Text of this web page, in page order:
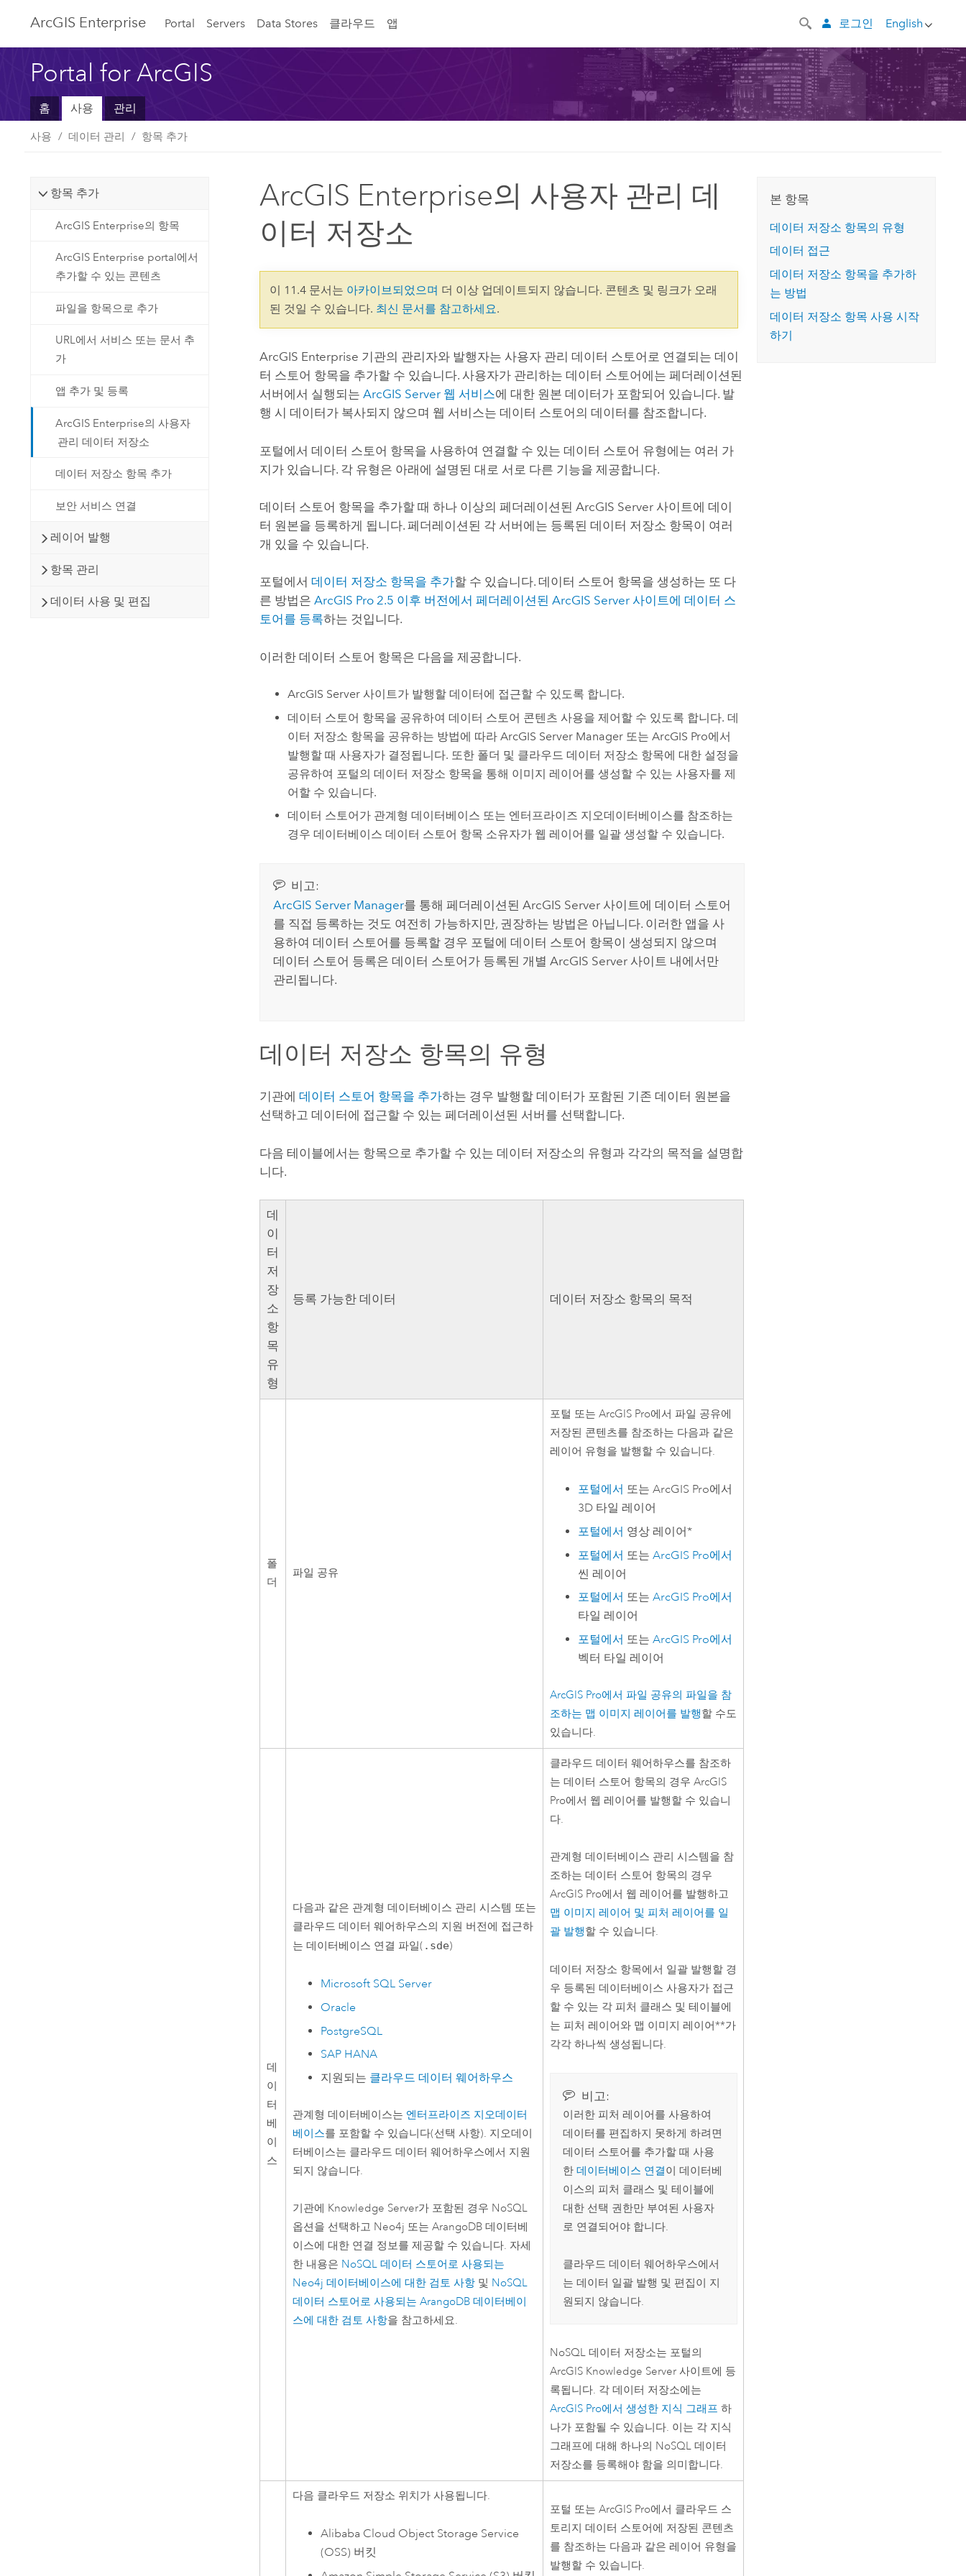
ArcGIS Enterprise Portal Servers Data Stores 클라우드 앱 English
로그인
Portal for ArcGIS
홈 사용 관리
사용 데이터 관리 항목 추가
항목 추가
ArcGIS Enterprise의 항목
ArcGIS Enterprise portal에서
추가할 수 있는 콘텐츠
파일을 항목으로 추가
URL에서 서비스 또는 문서 추
가
앱 추가 및 등록
ArcGIS Enterprise의 사용자
관리 데이터 저장소
데이터 저장소 항목 추가
보안 서비스 연결
레이어 발행
항목 관리
데이터 사용 및 편집
ArcGIS Enterprise의 사용자 관리 데
이터 저장소
이 11.4 문서는 아카이브되었으며 더 이상 업데이트되지 않습니다. 콘텐츠 및 링크가 오래
된 것일 수 있습니다. 최신 문서를 참고하세요.
ArcGIS Enterprise 기관의 관리자와 발행자는 사용자 관리 데이터 스토어로 연결되는 데이
터 스토어 항목을 추가할 수 있습니다. 사용자가 관리하는 데이터 스토어에는 페더레이션된
서버에서 실행되는ArcGIS Server 웹 서비스에 대한 원본 데이터가 포함되어 있습니다. 발
행 시 데이터가 복사되지 않으며 웹 서비스는 데이터 스토어의 데이터를 참조합니다.
포털에서 데이터 스토어 항목을 사용하여 연결할 수 있는 데이터 스토어 유형에는 여러 가
지가 있습니다. 각 유형은 아래에 설명된 대로 서로 다른 기능을 제공합니다.
데이터 스토어 항목을 추가할 때 하나 이상의 페더레이션된ArcGIS Server 사이트에 데이
터 원본을 등록하게 됩니다. 페더레이션된 각 서버에는 등록된 데이터 저장소 항목이 여러
개 있을 수 있습니다.
포털에서데이터 저장소 항목을 추가할 수 있습니다. 데이터 스토어 항목을 생성하는 또 다
른 방법은ArcGIS Pro 2.5 이후 버전에서 페더레이션된ArcGIS Server 사이트에 데이터 스
토어를 등록하는 것입니다.
이러한 데이터 스토어 항목은 다음을 제공합니다.
ArcGIS Server사이트가 발행할 데이터에 접근할 수 있도록 합니다.
데이터 스토어 항목을 공유하여 데이터 스토어 콘텐츠 사용을 제어할 수 있도록 합니다. 데
이터 저장소 항목을 공유하는 방법에 따라 ArcGIS Server Manager또는 ArcGIS Pro에서
발행할 때 사용자가 결정됩니다. 또한 폴더 및 클라우드 데이터 저장소 항목에 대한 설정을
공유하여 포털의 데이터 저장소 항목을 통해 이미지 레이어를 생성할 수 있는 사용자를 제
어할 수 있습니다.
데이터 스토어가 관계형 데이터베이스 또는 엔터프라이즈 지오데이터베이스를 참조하는
경우 데이터베이스 데이터 스토어 항목 소유자가 웹 레이어를 일괄 생성할 수 있습니다.
비고:
ArcGIS Server Manager를 통해 페더레이션된 ArcGIS Server사이트에 데이터 스토어
를 직접 등록하는 것도 여전히 가능하지만, 권장하는 방법은 아닙니다. 이러한 앱을 사
용하여 데이터 스토어를 등록할 경우 포털에 데이터 스토어 항목이 생성되지 않으며
데이터 스토어 등록은 데이터 스토어가 등록된 개별 ArcGIS Server사이트 내에서만
관리됩니다.
데이터 저장소 항목의 유형
기관에데이터 스토어 항목을 추가하는 경우 발행할 데이터가 포함된 기존 데이터 원본을
선택하고 데이터에 접근할 수 있는 페더레이션된 서버를 선택합니다.
다음 테이블에서는 항목으로 추가할 수 있는 데이터 저장소의 유형과 각각의 목적을 설명합
니다.
데
이
터
저
장
소
항
목
유
형
등록 가능한 데이터 데이터 저장소 항목의 목적
폴
더
파일 공유
포털 또는ArcGIS Pro에서 파일 공유에
저장된 콘텐츠를 참조하는 다음과 같은
레이어 유형을 발행할 수 있습니다.
포털에서 또는 ArcGIS Pro에서
3D 타일 레이어
포털에서 영상 레이어*
포털에서 또는 ArcGIS Pro에서
씬 레이어
포털에서 또는 ArcGIS Pro에서
타일 레이어
포털에서 또는 ArcGIS Pro에서
벡터 타일 레이어
ArcGIS Pro에서 파일 공유의 파일을 참
조하는 맵 이미지 레이어를 발행할 수도
있습니다.
데
이
터
베
이
스
다음과 같은 관계형 데이터베이스 관리 시스템 또는
클라우드 데이터 웨어하우스의 지원 버전에 접근하
는 데이터베이스 연결 파일( .sde)
Microsoft SQL Server
Oracle
PostgreSQL
SAP HANA
지원되는 클라우드 데이터 웨어하우스
관계형 데이터베이스는 엔터프라이즈 지오데이터
베이스를 포함할 수 있습니다(선택 사항). 지오데이
터베이스는 클라우드 데이터 웨어하우스에서 지원
되지 않습니다.
기관에 Knowledge Server가 포함된 경우 NoSQL
옵션을 선택하고 Neo4j 또는ArangoDB 데이터베
이스에 대한 연결 정보를 제공할 수 있습니다. 자세
한 내용은 NoSQL 데이터 스토어로 사용되는
Neo4j 데이터베이스에 대한 검토 사항 및 NoSQL
데이터 스토어로 사용되는ArangoDB 데이터베이
스에 대한 검토 사항을 참고하세요.
클라우드 데이터 웨어하우스를 참조하
는 데이터 스토어 항목의 경우ArcGIS
Pro에서 웹 레이어를 발행할 수 있습니
다.
관계형 데이터베이스 관리 시스템을 참
조하는 데이터 스토어 항목의 경우
ArcGIS Pro에서 웹 레이어를 발행하고
맵 이미지 레이어 및 피처 레이어를 일
괄 발행할 수 있습니다.
데이터 저장소 항목에서 일괄 발행할 경
우 등록된 데이터베이스 사용자가 접근
할 수 있는 각 피처 클래스 및 테이블에
는 피처 레이어와 맵 이미지 레이어**가
각각 하나씩 생성됩니다.
비고:
이러한 피처 레이어를 사용하여
데이터를 편집하지 못하게 하려면
데이터 스토어를 추가할 때 사용
한데이터베이스 연결이 데이터베
이스의 피처 클래스 및 테이블에
대한 선택 권한만 부여된 사용자
로 연결되어야 합니다.
클라우드 데이터 웨어하우스에서
는 데이터 일괄 발행 및 편집이 지
원되지 않습니다.
NoSQL 데이터 저장소는 포털의
ArcGIS Knowledge Server 사이트에 등
록됩니다. 각 데이터 저장소에는
ArcGIS Pro에서 생성한 지식 그래프 하
나가 포함될 수 있습니다. 이는 각 지식
그래프에 대해 하나의 NoSQL 데이터
저장소를 등록해야 함을 의미합니다.
다음 클라우드 저장소 위치가 사용됩니다.
Alibaba Cloud Object Storage Service
(OSS) 버킷
포털 또는ArcGIS Pro에서 클라우드 스
토리지 데이터 스토어에 저장된 콘텐츠
를 참조하는 다음과 같은 레이어 유형을
발행할 수 있습니다.
본 항목
데이터 저장소 항목의 유형
데이터 접근
데이터 저장소 항목을 추가하
는 방법
데이터 저장소 항목 사용 시작
하기